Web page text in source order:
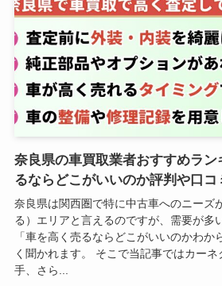
奈良県の車買取業者おすすめラ
るならどこがいいのか評判や口コ
奈良県は関西圏で特に中古車へのニーズ
る）エリアと言えるのですが、需要が多
「車を高く売るならどこがいいのかわか
く聞かれます。 そこで当記事ではカー
手、さら...